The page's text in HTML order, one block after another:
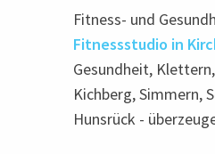
Fitness- und
Fitnessstudio in
Gesundheit,
Kichberg, Simmern,
Hunsrück -